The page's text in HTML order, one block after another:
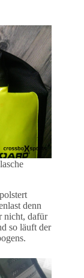
denn
nicht, dafür
so läuft der